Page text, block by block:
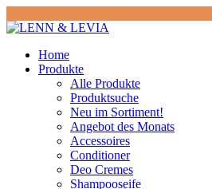
Home
Produkte
Alle Produkte
Produktsuche
Neu im Sortiment!
Angebot des Monats
Accessoires
Conditioner
Deo Cremes
Shampooseife